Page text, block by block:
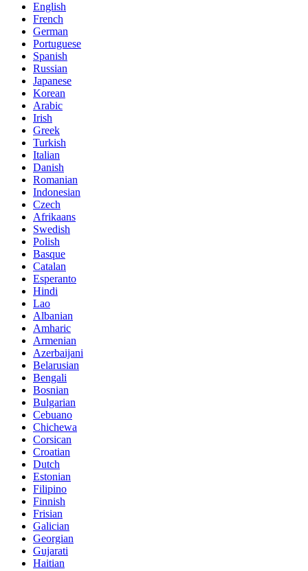
English
French
German
Portuguese
Spanish
Russian
Japanese
Korean
Arabic
Irish
Greek
Turkish
Italian
Danish
Romanian
Indonesian
Czech
Afrikaans
Swedish
Polish
Basque
Catalan
Esperanto
Hindi
Lao
Albanian
Amharic
Armenian
Azerbaijani
Belarusian
Bengali
Bosnian
Bulgarian
Cebuano
Chichewa
Corsican
Croatian
Dutch
Estonian
Filipino
Finnish
Frisian
Galician
Georgian
Gujarati
Haitian